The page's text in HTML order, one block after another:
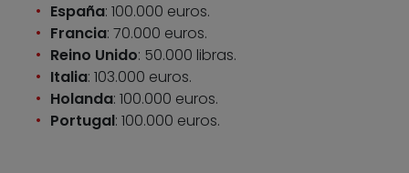
España: 100.000 euros.
Francia: 70.000 euros.
Reino Unido: 50.000 libras.
Italia: 103.000 euros.
Holanda: 100.000 euros.
Portugal: 100.000 euros.